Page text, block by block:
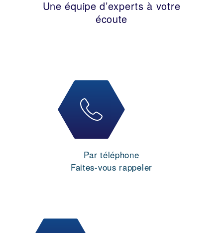
Une équipe d’experts à votre
écoute
Par téléphone
Faites-vous rappeler